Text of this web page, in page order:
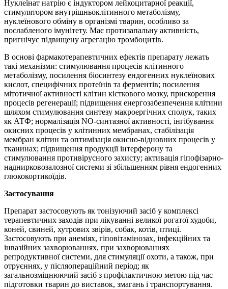
Нуклеїнат натрію є індуктором лейкоцитарної реакції,
стимулятором внутрішньоклітинного метаболізму,
нуклеїнового обміну в організмі тварин, особливо за
послабленого імунітету. Має протизапальну активність,
пригнічує підвищену агрегацію тромбоцитів.
В основі фармакотерапевтичних ефектів препарату лежать
такі механізми: стимулювання процесів клітинного
метаболізму, посилення біосинтезу ендогенних нуклеїнових
кислот, специфічних протеїнів та ферментів; посилення
мітотичної активності клітин кісткового мозку, прискорення
процесів регенерації; підвищення енергозабезпечення клітини
шляхом стимулювання синтезу макроергічних сполук, таких
як АТФ; нормалізація NO-синтазної активності, інгібування
окисних процесів у клітинних мембранах, стабілізація
мембран клітин та оптимізація окисно-відновних процесів у
тканинах; підвищення продукції інтерферону та
стимулювання противірусного захисту; активація гіпофізарно-
наднирковозалозної системи зі збільшенням рівня ендогенних
глюкокортикоїдів.
Застосування
Препарат застосовують як тонізуючий засіб у комплексі
терапевтичних заходів при лікуванні великої рогатої худоби,
коней, свиней, хутрових звірів, собак, котів, птиці.
Застосовують при анеміях, гiповiтамiнозах, інфекційних та
інвазійних захворюваннях, при захворюваннях
репродуктивної системи, для стимуляції охоти, а також, при
отруєннях, у пiсляоперацiйний період; як
загальнозміцнюючий засіб з профілактичною метою під час
підготовки тварин до виставок, змагань i транспортування.